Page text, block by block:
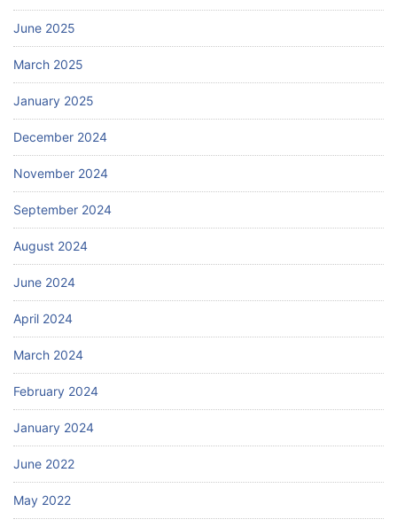
June 2025
March 2025
January 2025
December 2024
November 2024
September 2024
August 2024
June 2024
April 2024
March 2024
February 2024
January 2024
June 2022
May 2022